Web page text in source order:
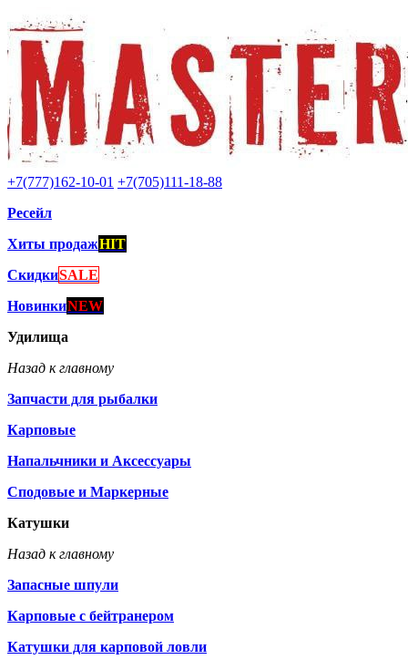
+7(777)162-10-01 +7(705)111-18-88
Ресейл
Хиты продажHIT
СкидкиSALE
НовинкиNEW
Удилища
Назад к главному
Запчасти для рыбалки
Карповые
Напальчники и Аксессуары
Сподовые и Маркерные
Катушки
Назад к главному
Запасные шпули
Карповые с бейтранером
Катушки для карповой ловли